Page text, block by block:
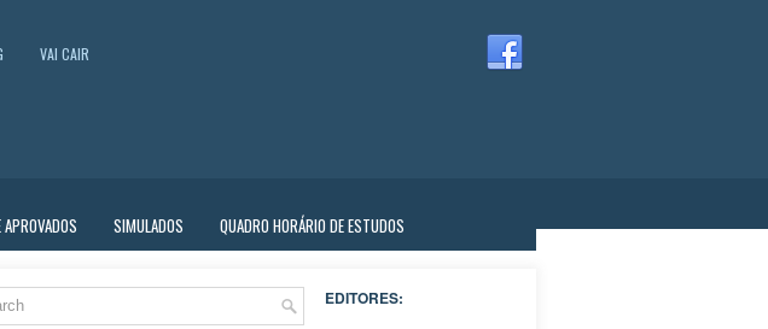
VAI CAIR
SIMULADOS QUADRO HORÁRIO DE ESTUDOS
EDITORES: